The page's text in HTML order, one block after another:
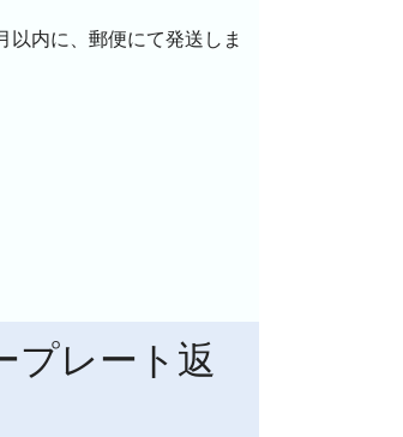
以内に、郵便にて発送しま
プレート返